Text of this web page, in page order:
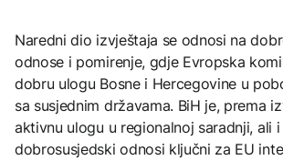
Naredni dio izvještaja se odnosi na
odnose i pomirenje, gdje Evropska
dobru ulogu Bosne i Hercegovine u
sa susjednim državama. BiH je, prema
aktivnu ulogu u regionalnoj saradnji, ali
dobrosusjedski odnosi ključni za EU